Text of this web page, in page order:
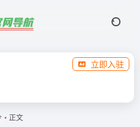
立即入驻
• 正文